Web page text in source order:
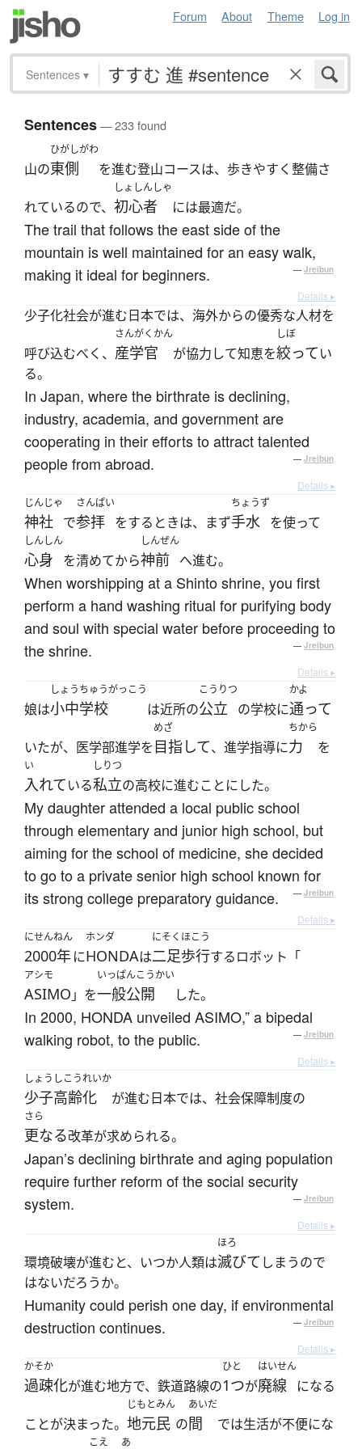
Forum About Theme Log in
Sentences ▾
Sentences— 233 found
山の
ひがしがわ
東側 を進む登山コースは、歩きやすく整備さ
れているので、
しょしんしゃ
初心者 には最適だ。
The trail that follows the east side of the
mountain is well maintained for an easy walk,
making it ideal for beginners.
— Jreibun
Details ▸
少子化社会が進む日本では、海外からの優秀な人材を
呼び込むべく、
さんがくかん
産学官 が協力して知恵を
しぼ
絞ってい
る。
In Japan, where the birthrate is declining,
industry, academia, and government are
cooperating in their efforts to attract talented
people from abroad.
— Jreibun
Details ▸
じんじゃ
神社 で
さんぱい
参拝 をするときは、まず
ちょうず
手水 を使って
しんしん
心身 を清めてから
しんぜん
神前 へ進む。
When worshipping at a Shinto shrine, you first
perform a hand washing ritual for purifying body
and soul with special water before proceeding to
the shrine.
— Jreibun
Details ▸
娘は
しょうちゅうがっこう
小中学校 は近所の
こうりつ
公立 の学校に
かよ
通って
いたが、医学部進学を
めざ
目指して、進学指導に
ちから
力 を
い
入れている
しりつ
私立の高校に進むことにした。
My daughter attended a local public school
through elementary and junior high school, but
aiming for the school of medicine, she decided
to go to a private senior high school known for
its strong college preparatory guidance.
— Jreibun
Details ▸
にせんねん
2000年に
ホンダ
HONDAは
にそくほこう
二足歩行するロボット「
アシモ
ASIMO 」を
いっぱんこうかい
一般公開 した。
In 2000, HONDA unveiled ASIMO,” a bipedal
walking robot, to the public.
— Jreibun
Details ▸
しょうしこうれいか
少子高齢化 が進む日本では、社会保障制度の
さら
更なる改革が求められる。
Japan’s declining birthrate and aging population
require further reform of the social security
system.
— Jreibun
Details ▸
環境破壊が進むと、いつか人類は
ほろ
滅びて しまうので
はないだろうか。
Humanity could perish one day, if environmental
destruction continues.
— Jreibun
Details ▸
かそか
過疎化が進む地方で、鉄道路線の
ひと
1つが
はいせん
廃線 になる
ことが決まった。
じもとみん
地元民 の
あいだ
間 では生活が不便にな
こえ あ